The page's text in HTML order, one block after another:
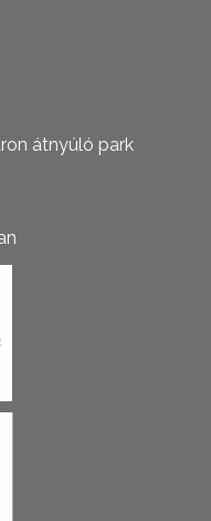
átnyúló park